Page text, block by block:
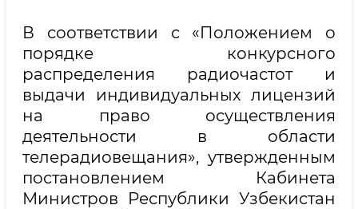
В соответствии с «Положением о
порядке конкурсного
распределения радиочастот и
выдачи индивидуальных лицензий
на право осуществления
деятельности в области
телерадиовещания», утвержденным
постановлением Кабинета
Министров Республики Узбекистан